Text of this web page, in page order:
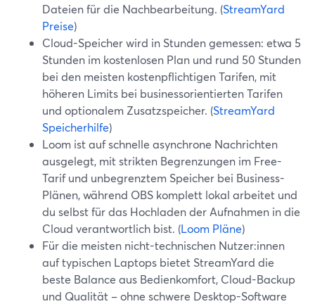
Dateien für die Nachbearbeitung. (StreamYard
Preise)
Cloud-Speicher wird in Stunden gemessen: etwa 5
Stunden im kostenlosen Plan und rund 50 Stunden
bei den meisten kostenpflichtigen Tarifen, mit
höheren Limits bei businessorientierten Tarifen
und optionalem Zusatzspeicher. (StreamYard
Speicherhilfe)
Loom ist auf schnelle asynchrone Nachrichten
ausgelegt, mit strikten Begrenzungen im Free-
Tarif und unbegrenztem Speicher bei Business-
Plänen, während OBS komplett lokal arbeitet und
du selbst für das Hochladen der Aufnahmen in die
Cloud verantwortlich bist. (Loom Pläne)
Für die meisten nicht-technischen Nutzer:innen
auf typischen Laptops bietet StreamYard die
beste Balance aus Bedienkomfort, Cloud-Backup
und Qualität – ohne schwere Desktop-Software